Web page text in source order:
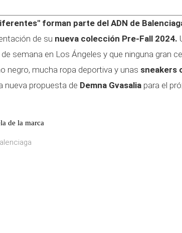
forman parte del ADN de
de su nueva colección Pre-Fall 2024.
semana en Los Ángeles y que ninguna gran
negro, mucha ropa deportiva y unas sneakers
nueva propuesta de Demna Gvasalia para el
de la marca